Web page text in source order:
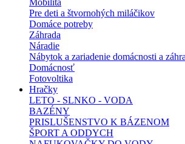
Mobilita
Pre deti a štvornohých miláčikov
Domáce potreby
Záhrada
Náradie
Nábytok a zariadenie domácnosti a
Domácnosť
Fotovoltika
Hračky
LETO - SLNKO - VODA
BAZÉNY
PRISLUŠENSTVO K BÁZENOM
ŠPORT A ODDYCH